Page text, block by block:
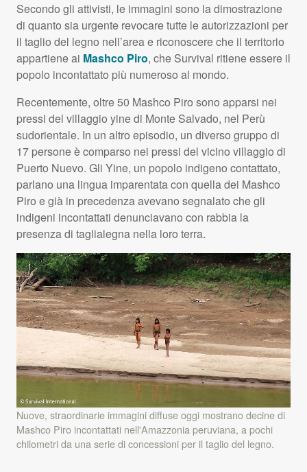
Secondo gli attivisti, le immagini sono la dimostrazione
di quanto sia urgente revocare tutte le autorizzazioni per
il taglio del legno nell’area e riconoscere che il territorio
appartiene ai Mashco Piro, che Survival ritiene essere il
popolo incontattato più numeroso al mondo.
Recentemente, oltre 50 Mashco Piro sono apparsi nei
pressi del villaggio yine di Monte Salvado, nel Perù
sudorientale. In un altro episodio, un diverso gruppo di
17 persone è comparso nei pressi del vicino villaggio di
Puerto Nuevo. Gli Yine, un popolo indigeno contattato,
parlano una lingua imparentata con quella dei Mashco
Piro e già in precedenza avevano segnalato che gli
indigeni incontattati denunciavano con rabbia la
presenza di taglialegna nella loro terra.
Nuove, straordinarie immagini diffuse oggi mostrano decine di
Mashco Piro incontattati nell'Amazzonia peruviana, a pochi
chilometri da una serie di concessioni per il taglio del legno.